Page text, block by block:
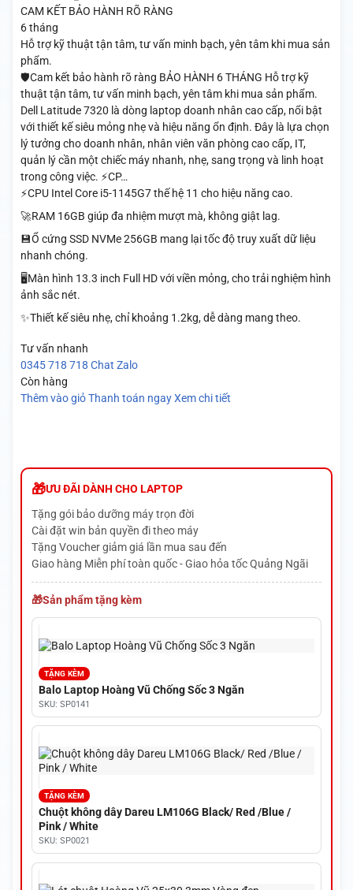
CAM KẾT BẢO HÀNH RÕ RÀNG
6 tháng
Hỗ trợ kỹ thuật tận tâm, tư vấn minh bạch, yên tâm khi mua sản
phẩm.
🛡️Cam kết bảo hành rõ ràng BẢO HÀNH 6 THÁNG Hỗ trợ kỹ
thuật tận tâm, tư vấn minh bạch, yên tâm khi mua sản phẩm.
Dell Latitude 7320 là dòng laptop doanh nhân cao cấp, nổi bật
với thiết kế siêu mỏng nhẹ và hiệu năng ổn định. Đây là lựa chọn
lý tưởng cho doanh nhân, nhân viên văn phòng cao cấp, IT,
quản lý cần một chiếc máy nhanh, nhẹ, sang trọng và linh hoạt
trong công việc. ⚡CP…
⚡CPU Intel Core i5-1145G7 thế hệ 11 cho hiệu năng cao.
🚀RAM 16GB giúp đa nhiệm mượt mà, không giật lag.
💾Ổ cứng SSD NVMe 256GB mang lại tốc độ truy xuất dữ liệu
nhanh chóng.
🖥️Màn hình 13.3 inch Full HD với viền mỏng, cho trải nghiệm hình
ảnh sắc nét.
✨Thiết kế siêu nhẹ, chỉ khoảng 1.2kg, dễ dàng mang theo.
Tư vấn nhanh
0345 718 718 Chat Zalo
Còn hàng
Thêm vào giỏ Thanh toán ngay Xem chi tiết
ƯU ĐÃI DÀNH CHO LAPTOP
Tặng gói bảo dưỡng máy trọn đời
Cài đặt win bản quyền đi theo máy
Tặng Voucher giảm giá lần mua sau đến
Giao hàng Miễn phí toàn quốc - Giao hỏa tốc Quảng Ngãi
Sản phẩm tặng kèm
TẶNG KÈM
Balo Laptop Hoàng Vũ Chống Sốc 3 Ngăn
SKU: SP0141
TẶNG KÈM
Chuột không dây Dareu LM106G Black/ Red /Blue /
Pink / White
SKU: SP0021